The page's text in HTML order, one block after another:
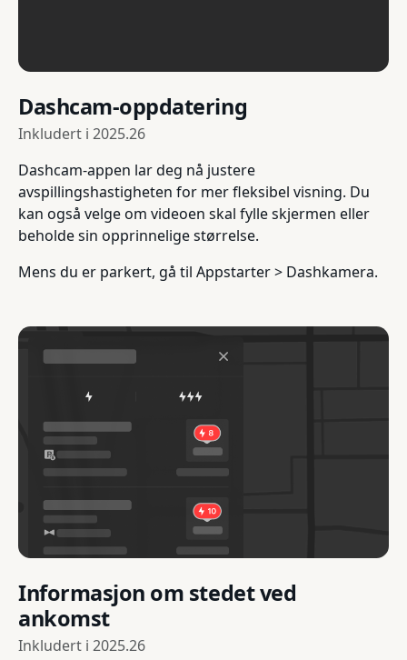
Dashcam-oppdatering
Inkludert i 2025.26
Dashcam-appen lar deg nå justere
avspillingshastigheten for mer fleksibel visning. Du
kan også velge om videoen skal fylle skjermen eller
beholde sin opprinnelige størrelse.
Mens du er parkert, gå til Appstarter > Dashkamera.
Informasjon om stedet ved
ankomst
Inkludert i 2025.26